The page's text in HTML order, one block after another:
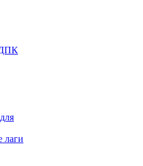
ДПК
лаги